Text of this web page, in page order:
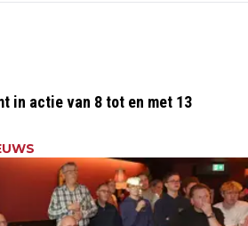
in actie van 8 tot en met 13